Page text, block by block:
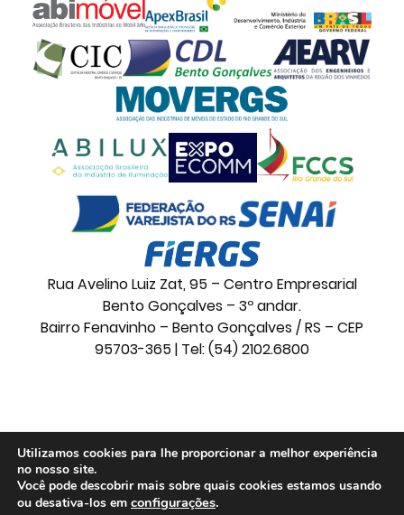
Rua Avelino Luiz Zat, 95 – Centro Empresarial
Bento Gonçalves – 3º andar.
Bairro Fenavinho – Bento Gonçalves / RS – CEP
95703-365 | Tel: (54) 2102.6800
© 2026 Movelsul. Todos os direitos reservados.
Utilizamos cookies para lhe proporcionar a melhor experiência
no nosso site.
Você pode descobrir mais sobre quais cookies estamos usando
ou desativa-los em configurações.